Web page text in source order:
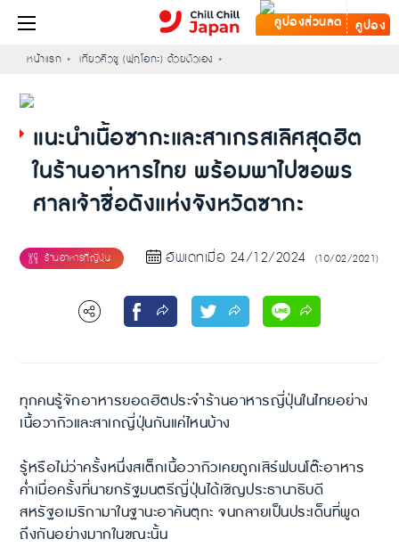
คูปอง
หน้าแรก เที่ยวคิวชู (ฟุกุโอกะ) ด้วยตัวเอง
แนะนำเนื้อซากะและสาเกรสเลิศสุดฮิต
ในร้านอาหารไทย พร้อมพาไปขอพร
ศาลเจ้าชื่อดังแห่งจังหวัดซากะ
อัพเดทเมื่อ 24/12/2024 (10/02/2021)
ทุกคนรู้จักอาหารยอดฮิตประจำร้านอาหารญี่ปุ่นในไทยอย่าง
เนื้อวากิวและสาเกญี่ปุ่นกันแค่ไหนบ้าง
รู้หรือไม่ว่าครั้งหนึ่งสเต็กเนื้อวากิวเคยถูกเสิร์ฟบนโต๊ะอาหาร
ค่ำเมื่อครั้งที่นายกรัฐมนตรีญี่ปุ่นได้เชิญประธานาธิบดี
สหรัฐอเมริกามาในฐานะอาคันตุกะ จนกลายเป็นประเด็นที่พูด
ถึงกันอย่างมากในขณะนั้น